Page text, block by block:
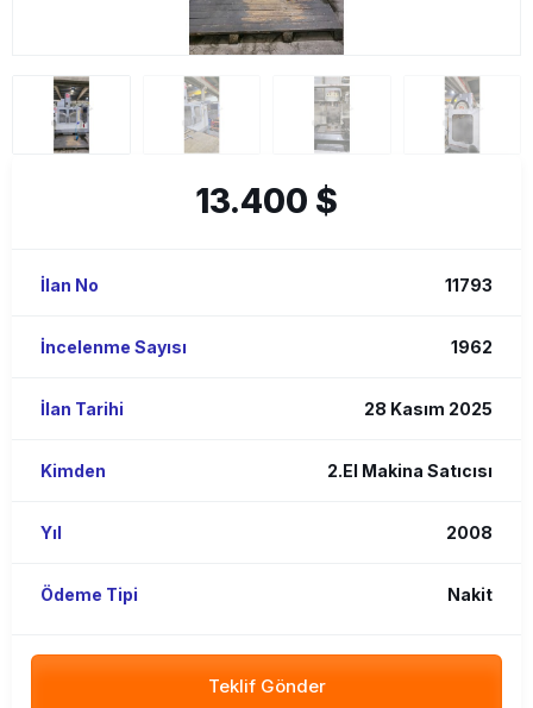
13.400 $
İlan No 11793
İncelenme Sayısı 1962
İlan Tarihi 28 Kasım 2025
Kimden 2.El Makina Satıcısı
Yıl 2008
Ödeme Tipi Nakit
Teklif Gönder